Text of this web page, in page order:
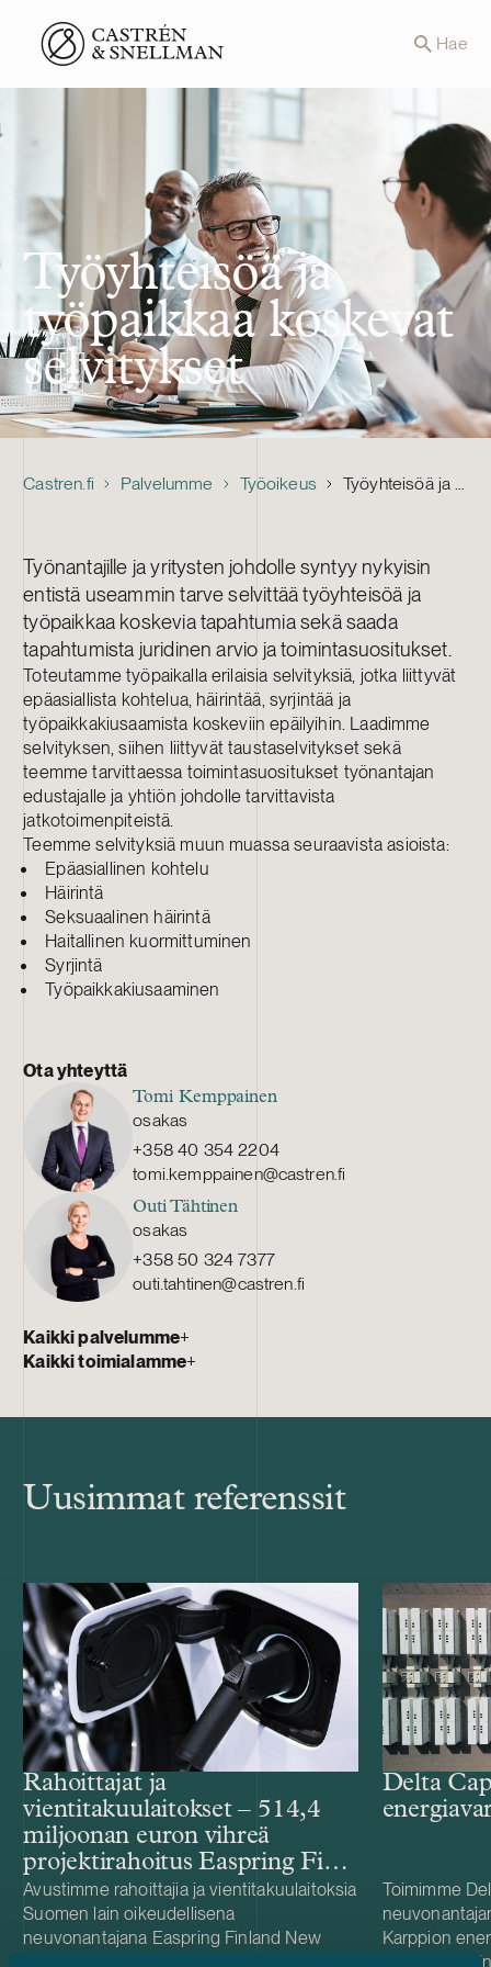
Front page Hae
Työyhteisöä ja
työpaikkaa koskevat
selvitykset
Castren.fi Palvelumme Työoikeus Työyhteisöä ja työpaikkaa koskevat selvitykset
Kaikki palvelumme+
Kaikki toimialamme+
Työnantajille ja yritysten johdolle syntyy nykyisin
entistä useammin tarve selvittää työyhteisöä ja
työpaikkaa koskevia tapahtumia sekä saada
tapahtumista juridinen arvio ja toimintasuositukset.
Toteutamme työpaikalla erilaisia selvityksiä, jotka liittyvät
epäasiallista kohtelua, häirintää, syrjintää ja
työpaikkakiusaamista koskeviin epäilyihin. Laadimme
selvityksen, siihen liittyvät taustaselvitykset sekä
teemme tarvittaessa toimintasuositukset työnantajan
edustajalle ja yhtiön johdolle tarvittavista
jatkotoimenpiteistä.
Teemme selvityksiä muun muassa seuraavista asioista:
Epäasiallinen kohtelu
Häirintä
Seksuaalinen häirintä
Haitallinen kuormittuminen
Syrjintä
Työpaikkakiusaaminen
Ota yhteyttä
Tomi Kemppainen
osakas
+358 40 354 2204
tomi.kemppainen@castren.fi
Outi Tähtinen
osakas
+358 50 324 7377
outi.tahtinen@castren.fi
Uusimmat referenssit
Rahoittajat ja
vientitakuulaitokset – 514,4
miljoonan euron vihreä
projektirahoitus Easpring Finland
New Materialsin CAM-
tehtaalle
Avustimme rahoittajia ja vientitakuulaitoksia
Suomen lain oikeudellisena
neuvonantajana Easpring Finland New
Delta
Toimimme
Karppion
(BESS)